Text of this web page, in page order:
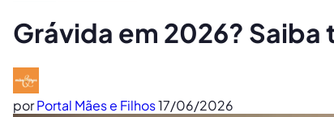
Grávida em 2026?
porPortal Mães e Filhos17/06/2026